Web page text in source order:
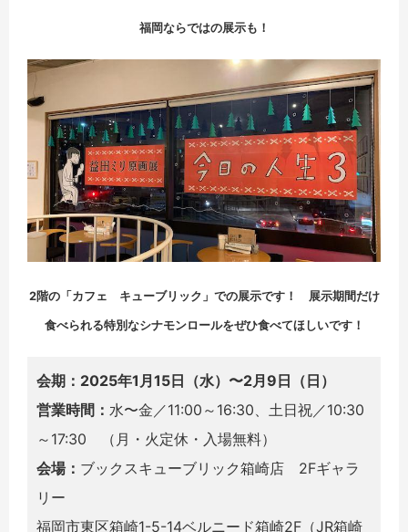
福岡ならではの展示も！
2階の「カフェ キューブリック」での展示です！ 展示期間だけ
食べられる特別なシナモンロールをぜひ食べてほしいです！
会期：2025年1月15日（水）〜2月9日（日）
営業時間： 水〜金／11:00～16:30、土日祝／10:30
～17:30 （月・火定休・入場無料）
会場： ブックスキューブリック箱崎店 2Fギャラ
リー
福岡市東区箱崎1-5-14ベルニード箱崎2F（JR箱崎